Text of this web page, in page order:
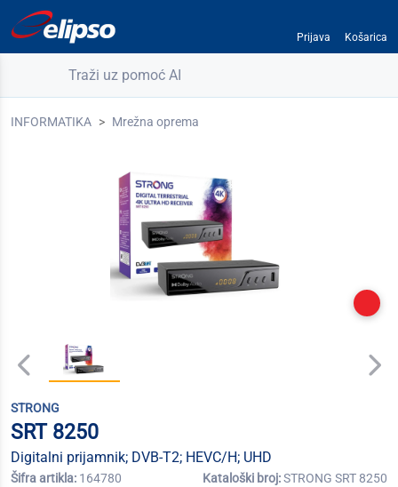
Prijava Košarica
Traži uz pomoć AI
INFORMATIKA Mrežna oprema
STRONG
SRT 8250
Digitalni prijamnik; DVB-T2; HEVC/H; UHD
Šifra artikla: 164780 Kataloški broj:STRONG SRT 8250